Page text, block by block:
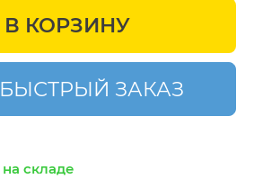
БЫСТРЫЙ ЗАКАЗ
В КОРЗИНУ
на складе